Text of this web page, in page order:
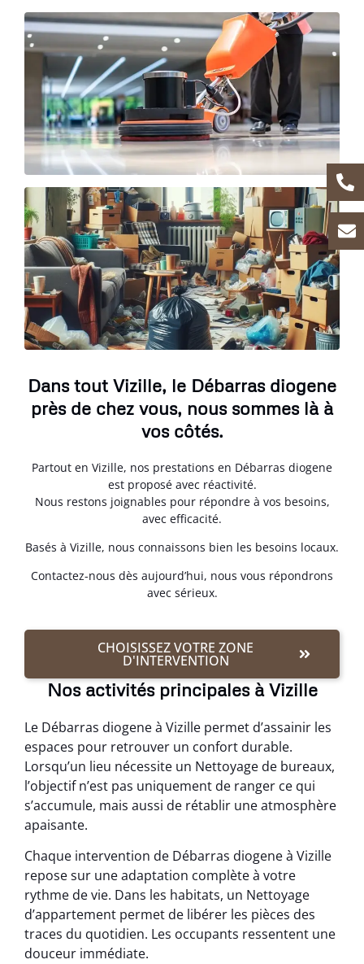
Dans tout Vizille, le Débarras diogene
près de chez vous, nous sommes là à
vos côtés.
Partout en Vizille, nos prestations en Débarras diogene
est proposé avec réactivité.
Nous restons joignables pour répondre à vos besoins,
avec efficacité.
Basés à Vizille, nous connaissons bien les besoins locaux.
Contactez-nous dès aujourd’hui, nous vous répondrons
avec sérieux.
CHOISISSEZ VOTRE ZONE
D'INTERVENTION
Nos activités principales à Vizille
Le Débarras diogene à Vizille permet d’assainir les
espaces pour retrouver un confort durable.
Lorsqu’un lieu nécessite un Nettoyage de bureaux,
l’objectif n’est pas uniquement de ranger ce qui
s’accumule, mais aussi de rétablir une atmosphère
apaisante.
Chaque intervention de Débarras diogene à Vizille
repose sur une adaptation complète à votre
rythme de vie. Dans les habitats, un Nettoyage
d’appartement permet de libérer les pièces des
traces du quotidien. Les occupants ressentent une
douceur immédiate.